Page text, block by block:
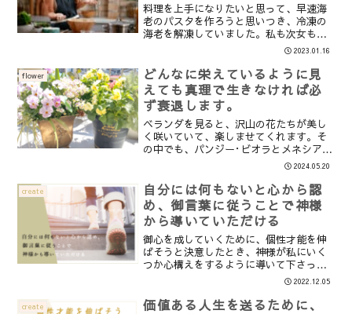
料理を上手になりたいと思って、早速海
老のパスタを作ろうと思いつき、冷凍の
海老を解凍していました。私も次女も大
好きな海老が大好き♪冬休みが終わり、
次女が午前授業から帰ってきますので、2
人の好きな海老を使ってパスタを作ろう
と思いました。美味しい...
2023.01.16
flower
どんなに栄えているように見
えても真理で生きなければ必
ず衰退します。
ベランダを見ると、沢山の花たちが美し
く咲いていて、楽しませてくれます。そ
の中でも、パンジー･ビオラとメネシアの
組み合わせの寄せ植えが特に満開に咲い
ていて、いつも見とれていました。です
がある日、その寄せ植えのパンジー･ビオ
ラがくたっとなり、倒...
2024.05.20
create
自分には何もないと心から認
め、御言葉に従うことで神様
から導いていただける
御心を成していくために、個性才能を伸
ばそうと決意したとき、神様が私にいく
つか心構えをするように導いて下さった
と感じたことがありました。その一つ
は、前回書きましたが神様の前では自分
の持っている個性才能など取るに足りな
2022.12.05
create
価値ある人生を送るために、